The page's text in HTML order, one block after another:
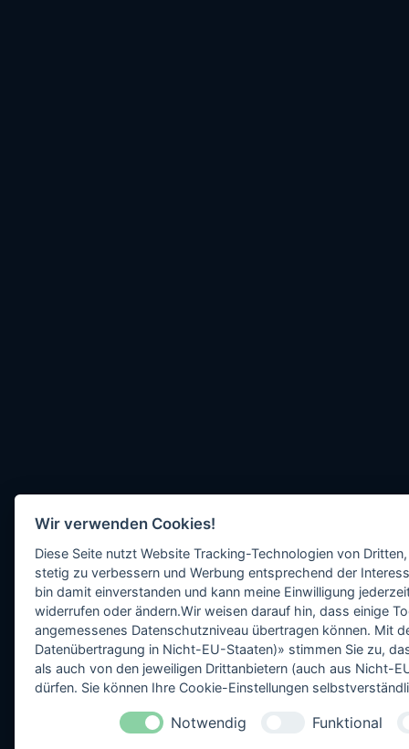
Wir verwenden Cookies!
Diese Seite nutzt Website Tracking-Technologien von
stetig zu verbessern und Werbung entsprechend der
bin damit einverstanden und kann meine Einwilligung
widerrufen oder ändern.Wir weisen darauf hin, dass einige
angemessenes Datenschutzniveau übertragen können. Mit
Datenübertragung in Nicht-EU-Staaten)» stimmen Sie zu,
als auch von den jeweiligen Drittanbietern (auch aus Nicht-
dürfen. Sie können Ihre Cookie-Einstellungen
Notwendig Funktional